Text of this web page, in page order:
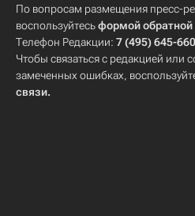
По вопросам размещения пресс-
воспользуйтесьформой обратной
Телефон Редакции: 7 (495) 645-
Чтобы связаться с редакцией или
замеченных ошибках,
связи.